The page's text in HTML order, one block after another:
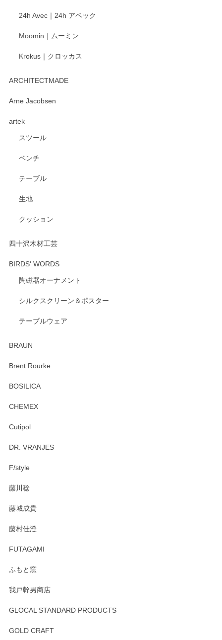
24h Avec｜24h アベック
Moomin｜ムーミン
Krokus｜クロッカス
ARCHITECTMADE
Arne Jacobsen
artek
スツール
ベンチ
テーブル
生地
クッション
四十沢木材工芸
BIRDS' WORDS
陶磁器オーナメント
シルクスクリーン＆ポスター
テーブルウェア
BRAUN
Brent Rourke
BOSILICA
CHEMEX
Cutipol
DR. VRANJES
F/style
藤川稔
藤城成貴
藤村佳澄
FUTAGAMI
ふもと窯
我戸幹男商店
GLOCAL STANDARD PRODUCTS
GOLD CRAFT